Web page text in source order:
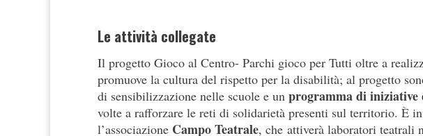
Le attività collegate
Il progetto Gioco al Centro- Parchi gioco per Tutti oltre a
promuove la cultura del rispetto per la disabilità; al progetto
di sensibilizzazione nelle scuole e un programma di iniziative
volte a rafforzare le reti di solidarietà presenti sul territorio. È
l’associazione Campo Teatrale, che attiverà laboratori teatrali